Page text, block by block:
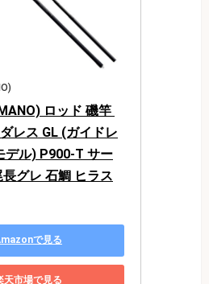
ロッド 磯竿
レス GL (ガイドレ
デル) P900-T サー
グレ 石鯛 ヒラス
で見る
天市場で見る